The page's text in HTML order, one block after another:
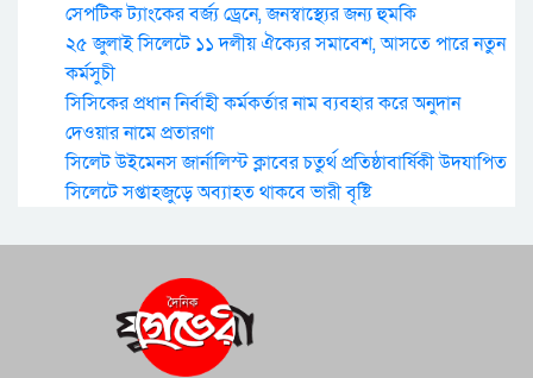
সেপটিক ট্যাংকের বর্জ্য ড্রেনে, জনস্বাস্থ্যের জন্য হুমকি
২৫ জুলাই সিলেটে ১১ দলীয় ঐক্যের সমাবেশ, আসতে পারে নতুন
কর্মসুচী
সিসিকের প্রধান নির্বাহী কর্মকর্তার নাম ব্যবহার করে অনুদান
দেওয়ার নামে প্রতারণা
সিলেট উইমেনস জার্নালিস্ট ক্লাবের চতুর্থ প্রতিষ্ঠাবার্ষিকী উদযাপিত
সিলেটে সপ্তাহজুড়ে অব্যাহত থাকবে ভারী বৃষ্টি